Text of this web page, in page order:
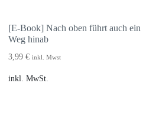
[E-Book] Nach oben führt auch ein
Weg hinab
3,99 € inkl. Mwst
inkl. MwSt.